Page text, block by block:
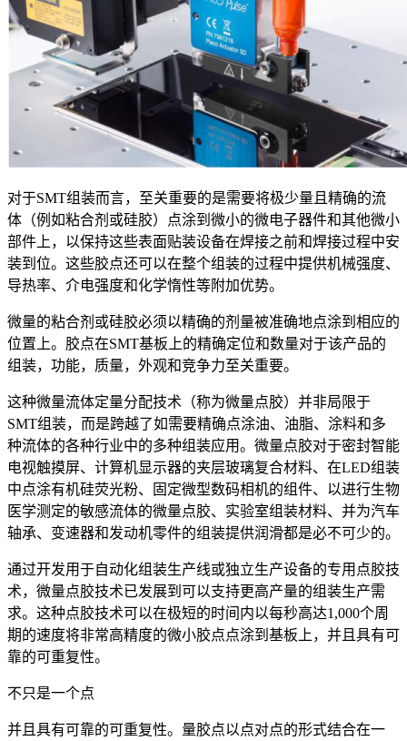
对于SMT组装而言，至关重要的是需要将极少量且精确的流
体（例如粘合剂或硅胶）点涂到微小的微电子器件和其他微小
部件上，以保持这些表面贴装设备在焊接之前和焊接过程中安
装到位。这些胶点还可以在整个组装的过程中提供机械强度、
导热率、介电强度和化学惰性等附加优势。
微量的粘合剂或硅胶必须以精确的剂量被准确地点涂到相应的
位置上。胶点在SMT基板上的精确定位和数量对于该产品的
组装，功能，质量，外观和竞争力至关重要。
这种微量流体定量分配技术（称为微量点胶）并非局限于
SMT组装，而是跨越了如需要精确点涂油、油脂、涂料和多
种流体的各种行业中的多种组装应用。微量点胶对于密封智能
电视触摸屏、计算机显示器的夹层玻璃复合材料、在LED组装
中点涂有机硅荧光粉、固定微型数码相机的组件、以进行生物
医学测定的敏感流体的微量点胶、实验室组装材料、并为汽车
轴承、变速器和发动机零件的组装提供润滑都是必不可少的。
通过开发用于自动化组装生产线或独立生产设备的专用点胶技
术，微量点胶技术已发展到可以支持更高产量的组装生产需
求。这种点胶技术可以在极短的时间内以每秒高达1,000个周
期的速度将非常高精度的微小胶点点涂到基板上，并且具有可
靠的可重复性。
不只是一个点
并且具有可靠的可重复性。量胶点以点对点的形式结合在一